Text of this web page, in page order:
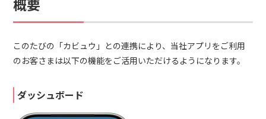
概要
このたびの「カビュウ」との連携により、当社アプリをご利用
のお客さまは以下の機能をご活用いただけるようになります。
ダッシュボード